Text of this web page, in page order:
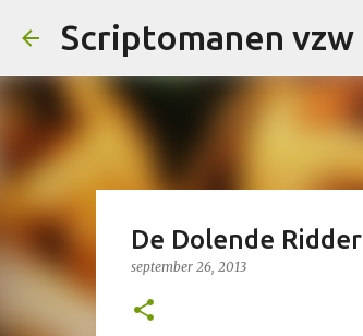
Scriptomanen vzw
De Dolende Ridder
september 26, 2013